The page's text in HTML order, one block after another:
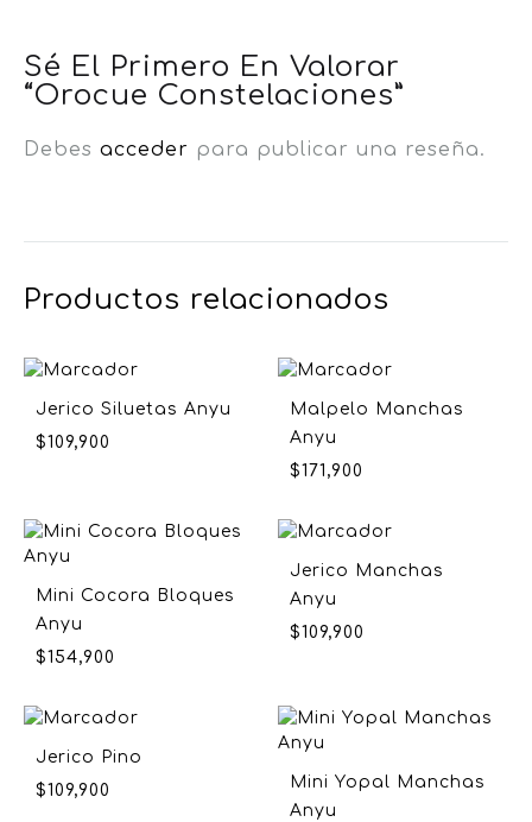
Sé El Primero En Valorar
“Orocue Constelaciones”
Debes acceder para publicar una reseña.
Productos relacionados
Jerico Siluetas Anyu
$109,900
Malpelo Manchas
Anyu
$171,900
Mini Cocora Bloques
Anyu
$154,900
Jerico Manchas
Anyu
$109,900
Jerico Pino
$109,900
Mini Yopal Manchas
Anyu